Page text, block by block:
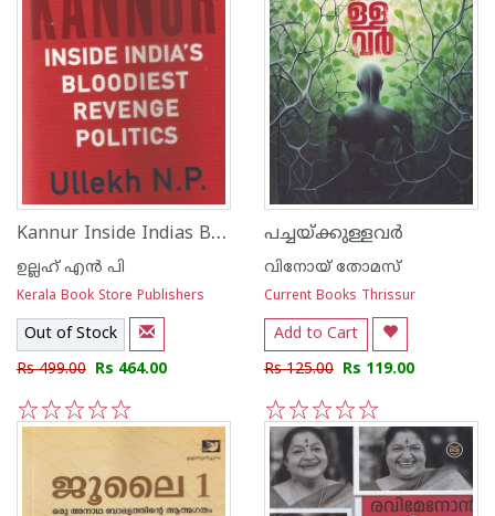
Kannur Inside Indias Bloodiest Revenge Politics
ഉല്ലഹ് എന്‍ പി
Kerala Book Store Publishers
Out of Stock
Rs 499.00 Rs 464.00
5
4
3
2
1
പച്ചയ്ക്കുള്ളവര്‍
വിനോയ് തോമസ്
Current Books Thrissur
Add to Cart
Rs 125.00 Rs 119.00
5
4
3
2
1